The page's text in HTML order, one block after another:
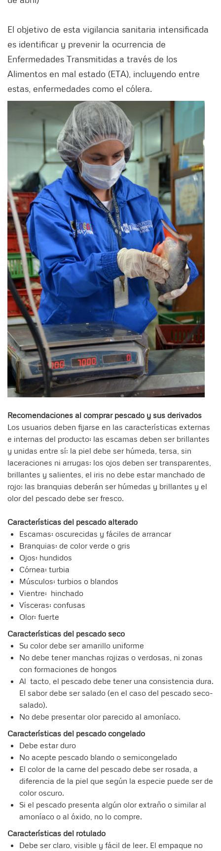
El objetivo de esta vigilancia sanitaria intensificada
es identificar y prevenir la ocurrencia de
Enfermedades Transmitidas a través de los
Alimentos en mal estado (ETA), incluyendo entre
estas, enfermedades como el cólera.
Recomendaciones al comprar pescado y sus derivados
Los usuarios deben fijarse en las características externas
e internas del producto: las escamas deben ser brillantes
y unidas entre sí; la piel debe ser húmeda, tersa, sin
laceraciones ni arrugas; los ojos deben ser transparentes,
brillantes y salientes, el iris no debe estar manchado de
rojo; las branquias deberán ser húmedas y brillantes y el
olor del pescado debe ser fresco.
Características del pescado alterado
Escamas: oscurecidas y fáciles de arrancar
Branquias: de color verde o gris
Ojos: hundidos
Córnea: turbia
Músculos: turbios o blandos
Vientre: hinchado
Vísceras: confusas
Olor: fuerte
Características del pescado seco
Su color debe ser amarillo uniforme
No debe tener manchas rojizas o verdosas, ni zonas
con formaciones de hongos
Al tacto, el pescado debe tener una consistencia dura.
El sabor debe ser salado (en el caso del pescado seco-
salado).
No debe presentar olor parecido al amoníaco.
Características del pescado congelado
Debe estar duro
No acepte pescado blando o semicongelado
El color de la carne del pescado debe ser rosada, a
diferencia de la piel que según la especie puede ser de
color oscuro.
Si el pescado presenta algún olor extraño o similar al
amoníaco o al óxido, no lo compre.
Características del rotulado
Debe ser claro, visible y fácil de leer. El empaque no